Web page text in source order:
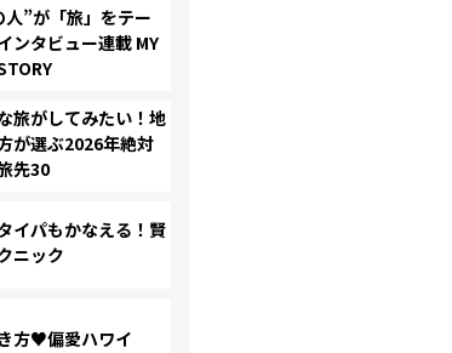
”が「旅」をテー
ンタビュー連載 MY
旅がしてみたい！地
が選ぶ2026年絶対
先30
イパもかなえる！賢
ニック
方♥偏愛ハワイ